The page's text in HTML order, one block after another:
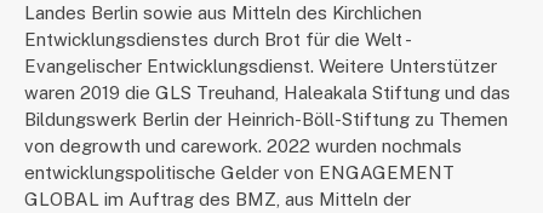
Landes Berlin sowie aus Mitteln des Kirchlichen
Entwicklungsdienstes durch Brot für die Welt -
Evangelischer Entwicklungsdienst. Weitere Unterstützer
waren 2019 die GLS Treuhand, Haleakala Stiftung und das
Bildungswerk Berlin der Heinrich-Böll-Stiftung zu Themen
von degrowth und carework. 2022 wurden nochmals
entwicklungspolitische Gelder von ENGAGEMENT
GLOBAL im Auftrag des BMZ, aus Mitteln der